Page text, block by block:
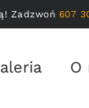
Zadzwoń 607
O